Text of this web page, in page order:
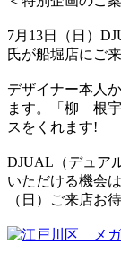
7月13日（日）
氏が船堀店にご
デザイナー本人
ます。「柳 根宇
スをくれます!
DJUAL（デュア
いただける機会
（日）ご来店お